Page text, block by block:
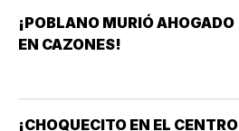
¡POBLANO MURIÓ AHOGADO
EN CAZONES!
¡CHOQUECITO EN EL CENTRO